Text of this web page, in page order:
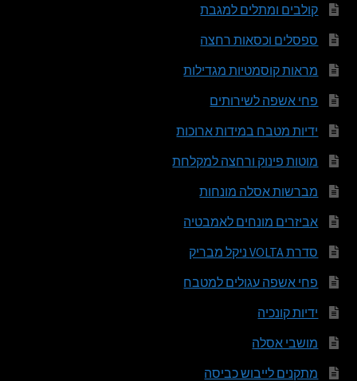
קולבים ומתלים למגבת
ספסלים וכסאות רחצה
מראות קוסמטיות מגדילות
פחי אשפה לשירותים
ידיות מטבח במידות ארוכות
מוטות פינוק ורחצה למקלחת
מברשות אסלה מונחות
אביזרים מונחים לאמבטיה
סדרת VOLTA ניקל מבריק
פחי אשפה עגולים למטבח
ידיות קונכיה
מושבי אסלה
מתקנים לייבוש כביסה